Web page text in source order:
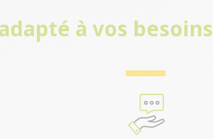
à vos besoins